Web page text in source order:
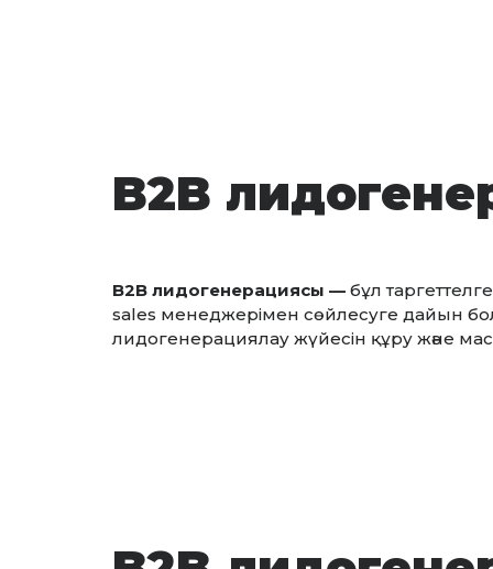
B2B
B2B лидогенерациясы — бұл
sales менеджерімен сөйлесуге дайын
лидогенерациялау жүйесін құру және